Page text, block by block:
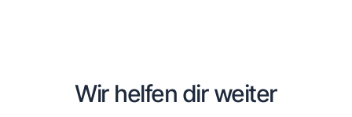
Wir helfen dir weiter